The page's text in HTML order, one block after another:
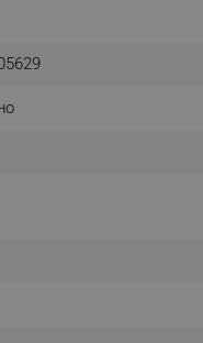
is asked for web push
is a test user and can
disabled tracking,